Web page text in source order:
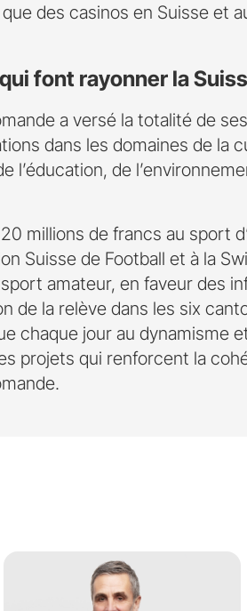
des casinos en Suisse et
font rayonner la
a versé la totalité de
dans les domaines de la
l’éducation, de
millions de francs au sport
Suisse de Football et à la
amateur, en faveur des
de la relève dans les six
chaque jour au dynamisme
projets qui renforcent la